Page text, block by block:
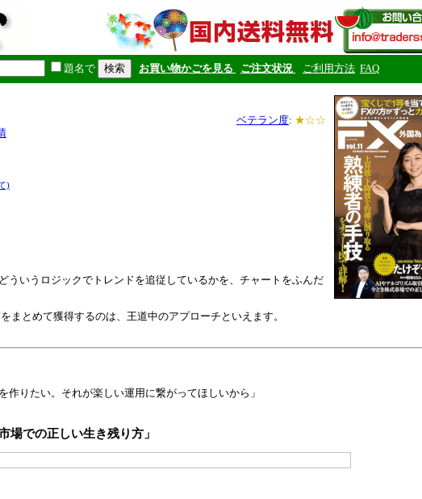
題名で お買い物かごを見る ご注文状況 ご利用方法 FAQ
ベテラン度: ★☆☆
)
ういうロジックでトレンドを追従しているかを、チャートをふんだ
とめて獲得するのは、王道中のアプローチといえます。
りたい。それが楽しい運用に繋がってほしいから」
場での正しい生き残り方」